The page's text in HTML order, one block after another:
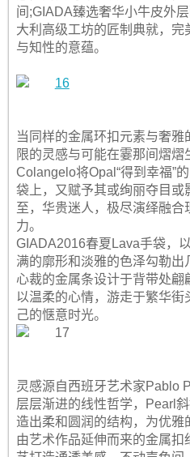
间;GIADA臻选奢华小牛皮外
大利高级工坊的匠制典就，
与知性的意蕴。
当同样的金属环扣元素与奢
限的灵感与可能在霎那间熠
Colangelo将Opal“得到幸福”
袋上，又赋予其或绚丽夺目或
至，华贵迷人，极尽演绎融
力。
GIADA2016春夏Lava手袋，
满的廓形和淡雅的色泽勾勒
心裁的金属条设计于背带处翩
以温柔的心情，游走于繁华街
己的惬意时光。
灵感源自西班牙艺术家Pablo
层层渐进的线性哲学，Pearl
造出柔和圆润的结构，为优雅
由艺术作品延伸而来的金属